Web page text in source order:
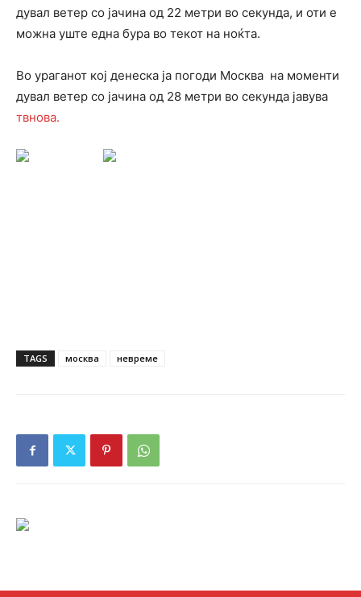
дувал ветер со јачина од 22 метри во секунда, и оти е
можна уште една бура во текот на ноќта.
Во ураганот кој денеска ја погоди Москва на моменти
дувал ветер со јачина од 28 метри во секунда јавува
твнова.
TAGS москва невреме